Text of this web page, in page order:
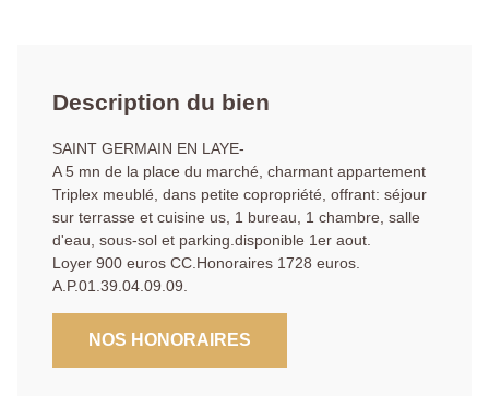
Description du bien
SAINT GERMAIN EN LAYE-
A 5 mn de la place du marché, charmant appartement
Triplex meublé, dans petite copropriété, offrant: séjour
sur terrasse et cuisine us, 1 bureau, 1 chambre, salle
d'eau, sous-sol et parking.disponible 1er aout.
Loyer 900 euros CC.Honoraires 1728 euros.
A.P.01.39.04.09.09.
NOS HONORAIRES